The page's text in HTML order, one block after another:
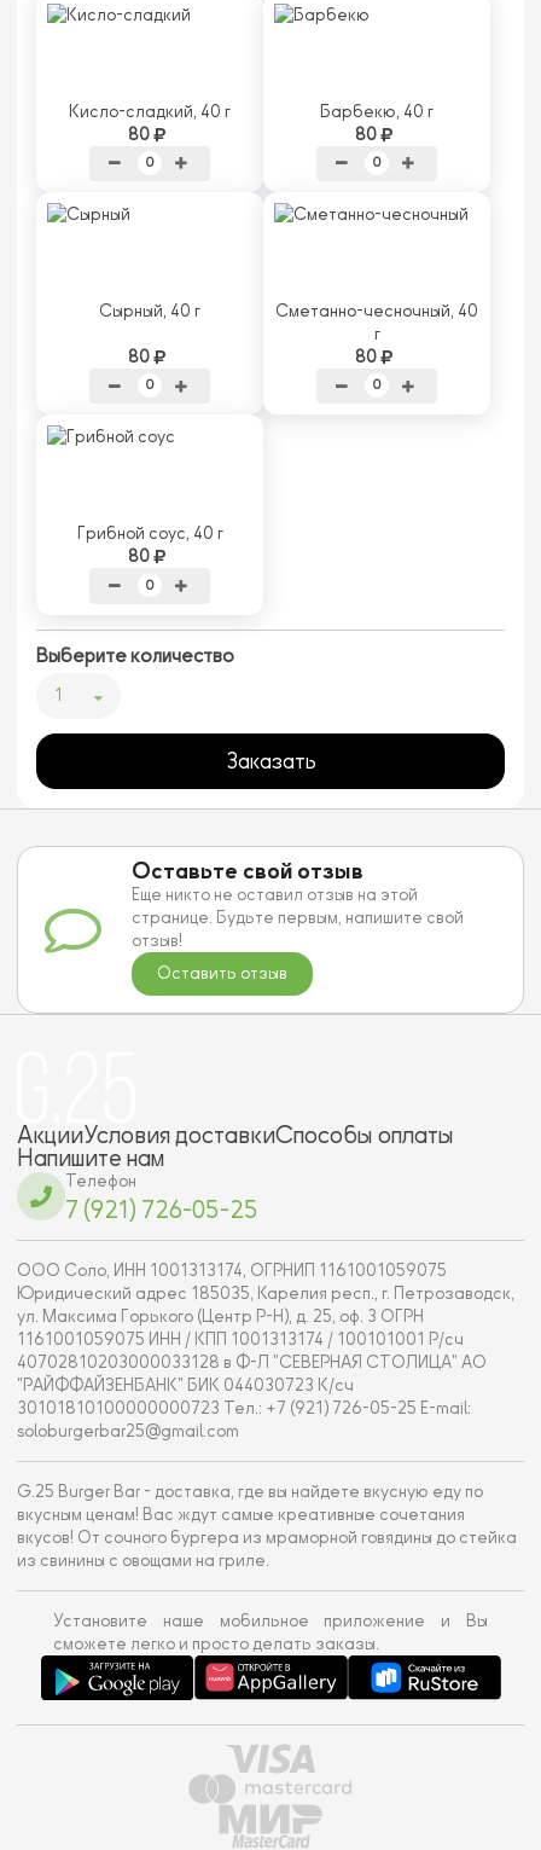
Кисло-сладкий, 40 г
80
Барбекю, 40 г
80
Сырный, 40 г
80
Сметанно-чесночный, 40
г
80
Грибной соус, 40 г
80
Выберите количество
1
Заказать
Оставьте свой отзыв
Еще никто не оставил отзыв на этой
странице. Будьте первым, напишите свой
отзыв!
Оставить отзыв
АкцииУсловия доставкиСпособы оплаты
Напишите нам
Телефон
7 (921) 726-05-25
ООО Соло, ИНН 1001313174, ОГРНИП 1161001059075
Юридический адрес 185035, Карелия респ., г. Петрозаводск,
ул. Максима Горького (Центр Р-Н), д. 25, оф. 3 ОГРН
1161001059075 ИНН / КПП 1001313174 / 100101001 Р/сч
40702810203000033128 в Ф-Л "СЕВЕРНАЯ СТОЛИЦА" АО
"РАЙФФАЙЗЕНБАНК" БИК 044030723 К/сч
30101810100000000723 Тел.: +7 (921) 726-05-25 E-mail:
soloburgerbar25@gmail.com
G.25 Burger Bar - доставка, где вы найдете вкусную еду по
вкусным ценам! Вас ждут самые креативные сочетания
вкусов! От сочного бургера из мраморной говядины до стейка
из свинины с овощами на гриле.
Установите наше мобильное приложение и Вы
сможете легко и просто делать заказы.